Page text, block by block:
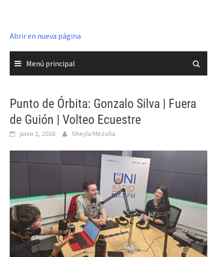
Abrir en nueva página
Menú principal
Punto de Órbita: Gonzalo Silva | Fuera
de Guión | Volteo Ecuestre
junio 2, 2026 Sheyla Mezoña